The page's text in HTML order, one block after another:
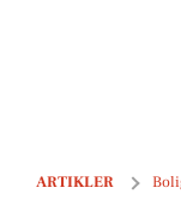
ARTIKLER
Samsøvej 2 i